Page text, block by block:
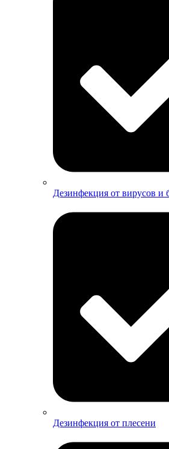
Дезинфекция от вирусов и
Дезинфекция от плесени